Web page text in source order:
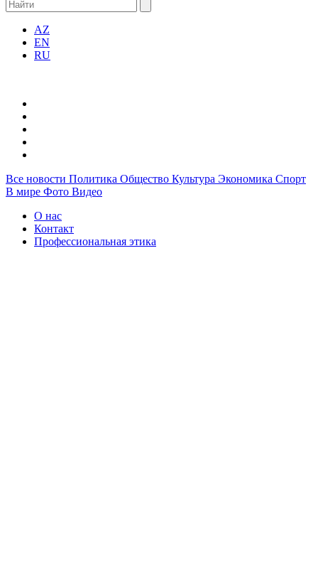
AZ
EN
RU
Все новости Политика Общество Культура Экономика Спорт
В мире Фото Видео
О нас
Контакт
Профессиональная этика